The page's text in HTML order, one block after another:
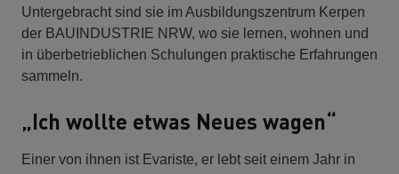
Untergebracht sind sie im Ausbildungszentrum Kerpen
der BAUINDUSTRIE NRW, wo sie lernen, wohnen und
in überbetrieblichen Schulungen praktische Erfahrungen
sammeln.
„Ich wollte etwas Neues wagen“
Einer von ihnen ist Evariste, er lebt seit einem Jahr in